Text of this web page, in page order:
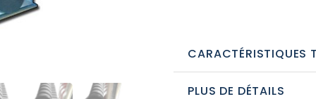
pour
9
paires
CARACTÉRISTIQUES
PLUS DE DÉTAILS